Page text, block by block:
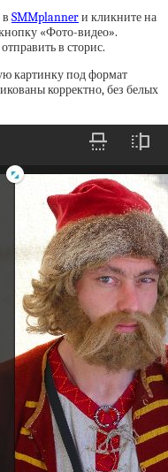
SMMplannerи кликните на
«Фото-видео».
в сторис.
картинку под формат
корректно, без белых